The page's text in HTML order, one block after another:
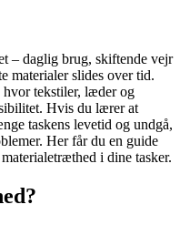
– daglig brug, skiftende vejr
materialer slides over tid.
hvor tekstiler, læder og
Hvis du lærer at
taskens levetid og undgå,
Her får du en guide
i dine tasker.